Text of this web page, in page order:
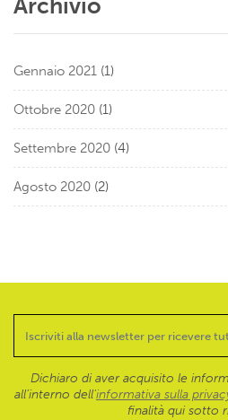
Archivio
Gennaio 2021 (1)
Ottobre 2020 (1)
Settembre 2020 (4)
Agosto 2020 (2)
Dichiaro di aver acquisito le
all’interno dell'informativa sulla
finalità qui sotto